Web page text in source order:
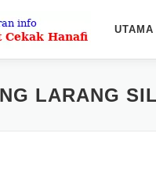
UTAMA
LARANG